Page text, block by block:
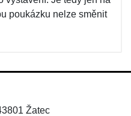
poukázku nelze směnit
Žatec